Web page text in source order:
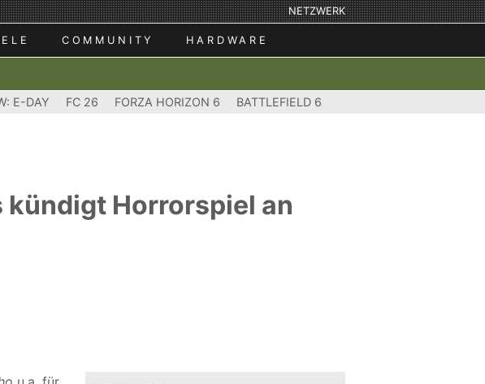
NETZWERK
COMMUNITY HARDWARE
E-DAY FC 26 FORZA HORIZON 6 BATTLEFIELD 6
Horrorspiel an